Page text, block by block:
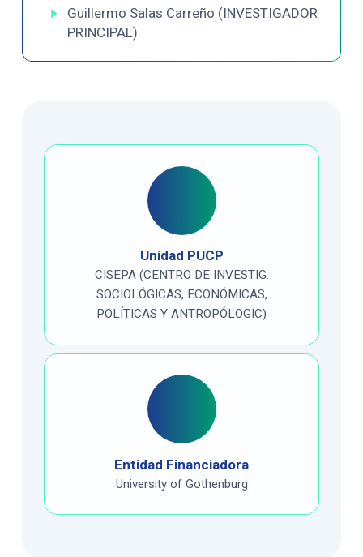
Guillermo Salas Carreño (INVESTIGADOR
PRINCIPAL)
Unidad PUCP
CISEPA (CENTRO DE INVESTIG.
SOCIOLÓGICAS, ECONÓMICAS,
POLÍTICAS Y ANTROPÓLOGIC)
Entidad Financiadora
University of Gothenburg